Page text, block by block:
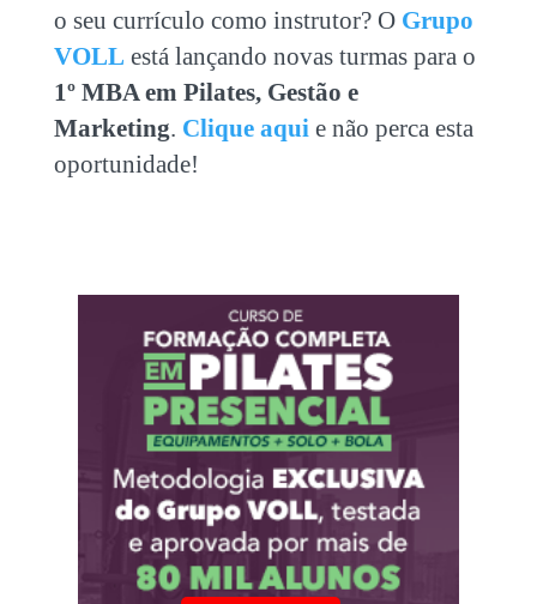
o seu currículo como instrutor? O Grupo
VOLL está lançando novas turmas para o
1º MBA em Pilates, Gestão e
Marketing. Clique aquie não perca esta
oportunidade!